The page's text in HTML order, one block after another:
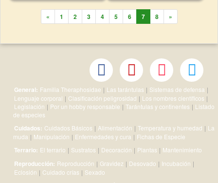
«Back
1 2 3 4 5 6 7 8 »Next
General: Familia Theraphosidae | Las tarántulas | Sistemas de defensa |
Lenguaje corporal | Clasificación peligrosidad | Los nombres científicos |
Legislación | Por un hobby responsable | Tarántulas y continentes | Listado
de especies
Cuidados: Cuidados Básicos | Alimentación | Temperatura y humedad | La
muda | Manipulación | Enfermedades y cura | Fichas de Especie
Terrario: El terrario | Sustratos | Decoración | Plantas | Mantenimiento
Reproducción: Reproducción | Gravidez | Desovado | Incubación |
Eclosión | Cuidado crías | Sexado